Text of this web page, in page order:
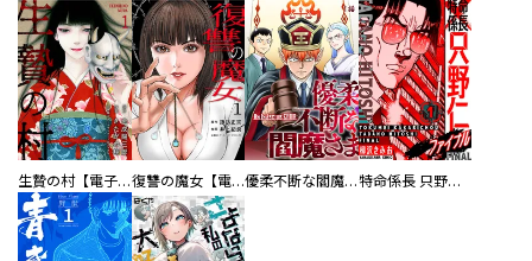
生贄の村【電子単行本版】 復讐の魔女【電子単行本版】 優柔不断な閻魔さま 特命係長 只野仁ファイナル 愛蔵版